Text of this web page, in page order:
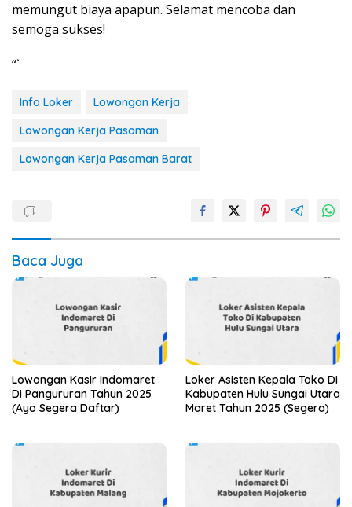
memungut biaya apapun. Selamat mencoba dan
semoga sukses!
“`
Info Loker
Lowongan Kerja
Lowongan Kerja Pasaman
Lowongan Kerja Pasaman Barat
Baca Juga
Lowongan Kasir Indomaret
Di Pangururan Tahun 2025
(Ayo Segera Daftar)
Loker Asisten Kepala Toko Di
Kabupaten Hulu Sungai Utara
Maret Tahun 2025 (Segera)